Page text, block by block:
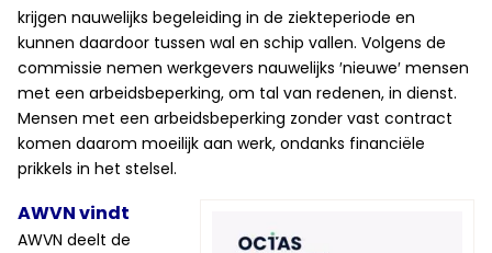
krijgen nauwelijks begeleiding in de ziekteperiode en
kunnen daardoor tussen wal en schip vallen. Volgens de
commissie nemen werkgevers nauwelijks ′nieuwe′ mensen
met een arbeidsbeperking, om tal van redenen, in dienst.
Mensen met een arbeidsbeperking zonder vast contract
komen daarom moeilijk aan werk, ondanks financiële
prikkels in het stelsel.
AWVN vindt
AWVN deelt de